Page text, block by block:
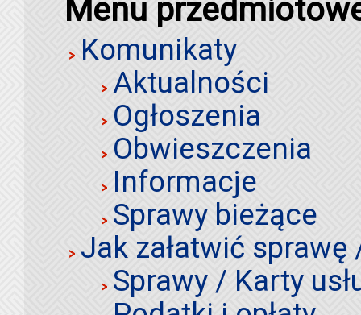
Menu
Komunikaty
Aktualności
Ogłoszenia
Obwieszczenia
Informacje
Sprawy bieżące
Jak załatwić sprawę
Sprawy / Karty